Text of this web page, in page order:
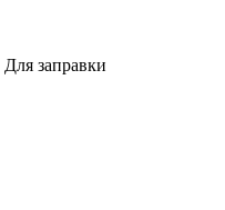
Для заправки